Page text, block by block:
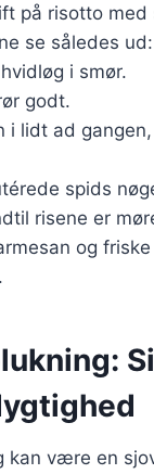
på risotto med
se således ud:
i smør.
godt.
lidt ad
spids
risene er
og
kan være en